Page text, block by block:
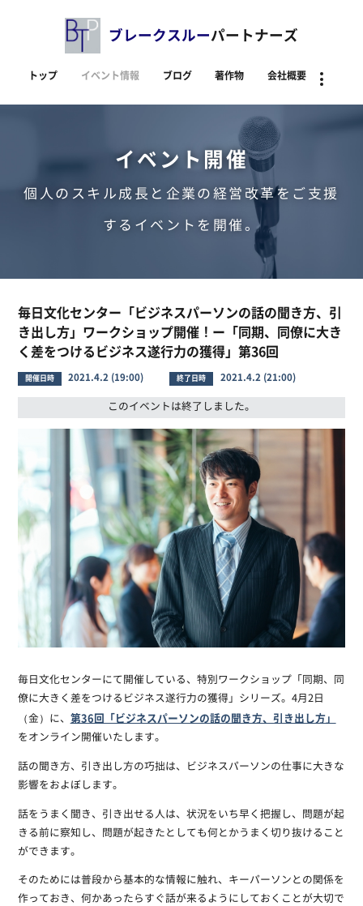
ブレークスルーパートナーズ
トップ イベント情報 ブログ 著作物 会社概要
イベント開催
個人のスキル成長と企業の経営改革をご支援
するイベントを開催。
毎日文化センター「ビジネスパーソンの話の聞き方、引
き出し方」ワークショップ開催！ー「同期、同僚に大き
く差をつけるビジネス遂行力の獲得」第36回
開催日時 2021.4.2 (19:00) 終了日時 2021.4.2 (21:00)
このイベントは終了しました。
毎日文化センターにて開催している、特別ワークショップ「同期、同
僚に大きく差をつけるビジネス遂行力の獲得」シリーズ。4月2日
（金）に、 第36回「ビジネスパーソンの話の聞き方、引き出し方」
をオンライン開催いたします。
話の聞き方、引き出し方の巧拙は、ビジネスパーソンの仕事に大きな
影響をおよぼします。
話をうまく聞き、引き出せる人は、状況をいち早く把握し、問題が起
きる前に察知し、問題が起きたとしても何とかうまく切り抜けること
ができます。
そのためには普段から基本的な情報に触れ、キーパーソンとの関係を
作っておき、何かあったらすぐ話が来るようにしておくことが大切で